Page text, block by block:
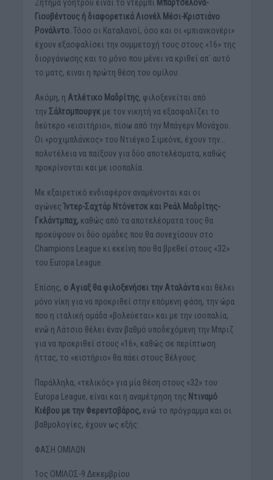
Ζήτημα γοήτρου είναι το ντέρμπι Μπαρτσελόνα-
Γιουβέντους ή διαφορετικά Λιονέλ Μέσι-Κριστιάνο
Ρονάλντο. Τόσο οι Καταλανοί, όσο και οι «μπιανκονέρι»
έχουν εξασφαλίσει την συμμετοχή τους στους «16» της
διοργάνωσης και το μόνο που μένει να κριθεί απ΄ αυτό
το ματς, ειναι η πρώτη θέση του ομίλου.
Ακόμη, η Ατλέτικο Μαδρίτης, φιλοξενείται από
την Σάλτσμπουργκμε τον νικητή να εξασφαλίζει το
δεύτερο «εισιτήριο», πίσω από την Μπάγερν Μονάχου.
Οι «ροχιμπλάνκος» του Ντιέγκο Σιμεόνε, έχουν την…
πολυτέλεια να παίξουν για δύο αποτελέσματα, καθώς
προκρίνονται και με ισοπαλία.
Με εξαιρετικό ενδιαφέρον αναμένονται και οι
αγώνεςΊντερ-Σαχτάρ Ντόνετσκ και Ρεάλ Μαδρίτης-
Γκλάντμπαχ, καθώς από τα αποτελέσματα τους θα
προκύψουν οι δύο ομάδες που θα συνεχίσουν στο
Champions League κι εκείνη που θα βρεθεί στους «32»
του Europa League.
Επίσης, ο Αγιαξ θα φιλοξενήσει την Αταλάντακαι θέλει
μόνο νίκη για να προκριθεί στην επόμενη φάση, την ώρα
που η ιταλική ομάδα «βολεύεται» και με την ισοπαλία,
ενώ η Λάτσιο θέλει έναν βαθμό υποδεχόμενη την Μπριζ
για να προκριθεί στους «16», καθώς σε περίπτωση
ήττας, το «ειστήριο» θα πάει στους Βέλγους.
Παράλληλα, «τελικός» για μία θέση στους «32» του
Europa League, είναι και η αναμέτρηση της Ντιναμό
Κιέβου με την Φερεντσβάρος,ενώ το πρόγραμμα και οι
βαθμολογίες, έχουν ως εξής:
ΦΑΣΗ ΟΜΙΛΩΝ
1oς ΟΜΙΛΟΣ-9 Δεκεμβρίου